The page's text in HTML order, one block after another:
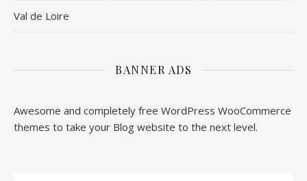
Val de Loire
BANNER ADS
Awesome and completely free WordPress WooCommerce
themes to take your Blog website to the next level.